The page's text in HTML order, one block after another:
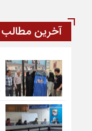
آخرین مطالب